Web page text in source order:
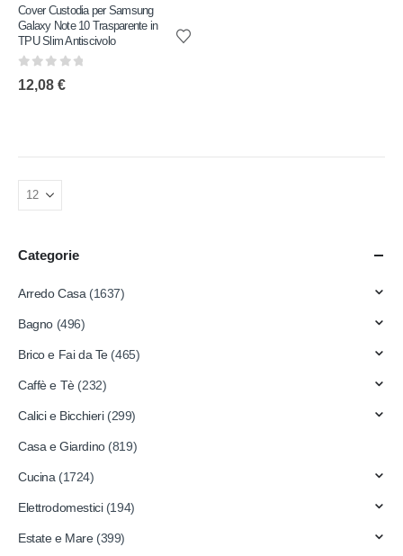
Cover Custodia per Samsung
Galaxy Note 10 Trasparente in
TPU Slim Antiscivolo
0 out of 5
12,08 €
Categorie
Arredo Casa (1637)
Bagno (496)
Brico e Fai da Te (465)
Caffè e Tè (232)
Calici e Bicchieri (299)
Casa e Giardino (819)
Cucina (1724)
Elettrodomestici (194)
Estate e Mare (399)